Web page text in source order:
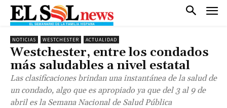
NOTICIAS WESTCHESTER ACTUALIDAD
Westchester, entre los condados
más saludables a nivel estatal
Las clasificaciones brindan una instantánea de la salud de
un condado, algo que es apropiado ya que del 3 al 9 de
abril es la Semana Nacional de Salud Pública